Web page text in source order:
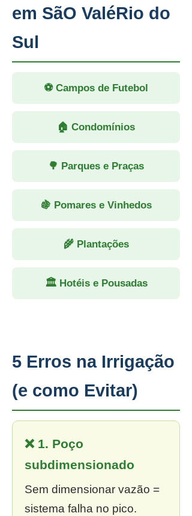
em SãO ValéRio do
Sul
⚽ Campos de Futebol
🏠 Condomínios
🌳 Parques e Praças
🍇 Pomares e Vinhedos
🌾 Plantações
🏛 Hotéis e Pousadas
5 Erros na Irrigação
(e como Evitar)
❌ 1. Poço
subdimensionado
Sem dimensionar vazão =
sistema falha no pico.